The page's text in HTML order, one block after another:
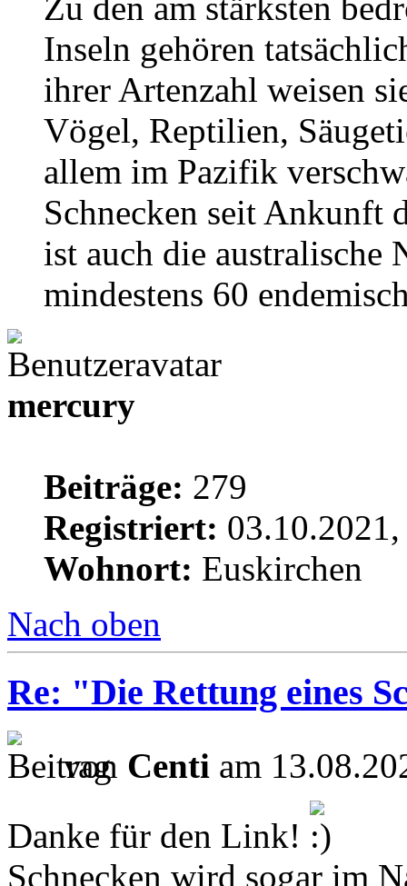
Zu den am stärksten
Inseln gehören
ihrer Artenzahl weisen
Vögel, Reptilien,
allem im Pazifik
Schnecken seit Ankunft
ist auch die
mindestens 60
mercury
Beiträge: 279
Registriert:
Wohnort: Euskirchen
Nach oben
Re: "Die Rettung eines
von Centi am
Danke für den Link!
Schnecken wird sogar im